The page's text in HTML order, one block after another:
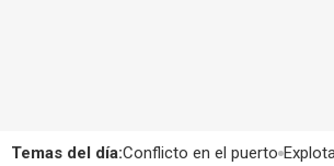
Temas del día:Conflicto en el puerto